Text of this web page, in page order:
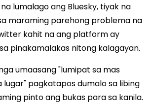
lumalago ang Bluesky, tiyak na
maraming parehong problema na
kahit na ang platform ay
pinakamalakas nitong kalagayan.
umaasang "lumipat sa mas
lugar" pagkatapos dumalo sa libing
pinto ang bukas para sa kanila.